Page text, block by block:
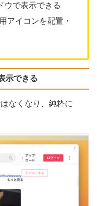
ウで表示できる
アイコンを配置・
示できる
なくなり、純粋に